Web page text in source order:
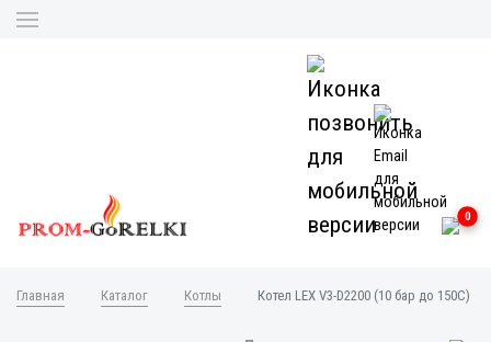
0
Главная Каталог Котлы Котел LEX V3-D2200 (10 бар до 150С)